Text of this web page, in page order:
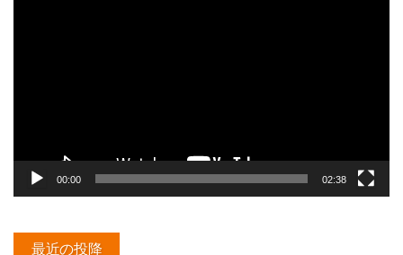
00:00 02:38
最近の投降